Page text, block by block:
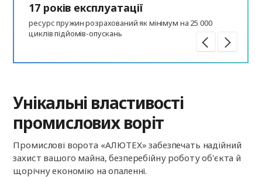
17 років експлуатації
ресурс пружин розрахований як мінімум на 25 000
циклів підйомів-опускань
Унікальні властивості
промислових воріт
Промислові ворота «АЛЮТЕХ» забезпечать надійний
захист вашого майна, безперебійну роботу об'єкта й
щорічну економію на опаленні.